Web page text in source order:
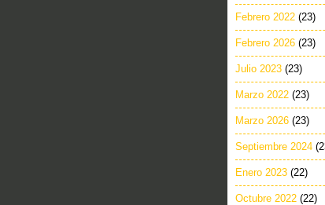
Febrero 2022 (23)
Febrero 2026 (23)
Julio 2023 (23)
Marzo 2022 (23)
Marzo 2026 (23)
Septiembre 2024
Enero 2023 (22)
Octubre 2022 (22)